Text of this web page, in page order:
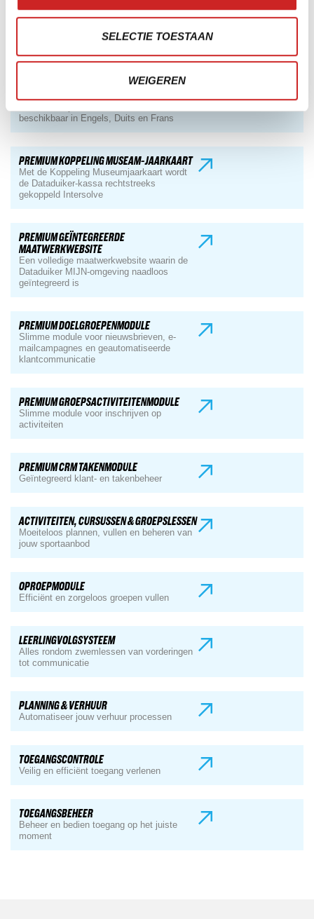
SELECTIE TOESTAAN
WEIGEREN
PREMIUM MODULE TWEEDE SCHERM BIJ
Alle scans live in beeld bij de kassa
PREMIUM VERTAALMODULE
beschikbaar in Engels, Duits en Frans
PREMIUM KOPPELING MUSEAM-JAARKAART
Met de Koppeling Museumjaarkaart wordt
de Dataduiker-kassa rechtstreeks
gekoppeld Intersolve
PREMIUM GEÏNTEGREERDE
MAATWERKWEBSITE
Een volledige maatwerkwebsite waarin de
Dataduiker MIJN-omgeving naadloos
geïntegreerd is
PREMIUM DOELGROEPENMODULE
Slimme module voor nieuwsbrieven, e-
mailcampagnes en geautomatiseerde
klantcommunicatie
PREMIUM GROEPSACTIVITEITENMODULE
Slimme module voor inschrijven op
activiteiten
PREMIUM CRM TAKENMODULE
Geïntegreerd klant- en takenbeheer
ACTIVITEITEN, CURSUSSEN & GROEPSLESSEN
Moeiteloos plannen, vullen en beheren van
jouw sportaanbod
OPROEPMODULE
Efficiënt en zorgeloos groepen vullen
LEERLINGVOLGSYSTEEM
Alles rondom zwemlessen van vorderingen
tot communicatie
PLANNING & VERHUUR
Automatiseer jouw verhuur processen
TOEGANGSCONTROLE
Veilig en efficiënt toegang verlenen
TOEGANGSBEHEER
Beheer en bedien toegang op het juiste
moment